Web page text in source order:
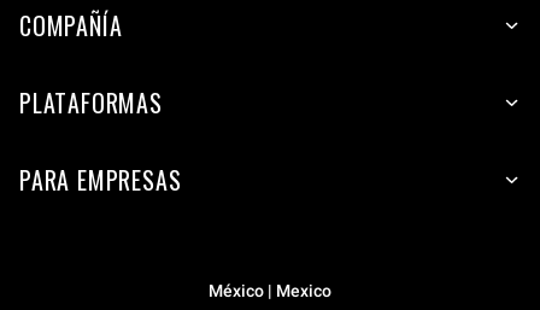
COMPAÑÍA
PLATAFORMAS
PARA EMPRESAS
México | Mexico